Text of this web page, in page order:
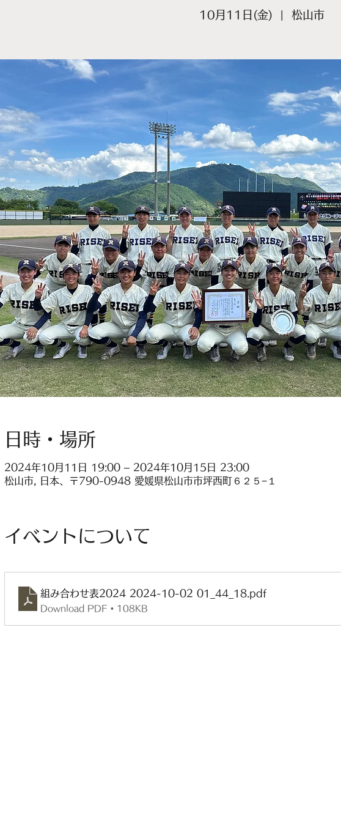
10月11日(金) 松山市
日時・場所
2024年10月11日 19:00 – 2024年10月15日 23:00
松山市, 日本、〒790-0948 愛媛県松山市市坪西町６２５−１
イベントについて
組み合わせ表2024 2024-10-02 01_44_18.pdf
Download PDF • 108KB